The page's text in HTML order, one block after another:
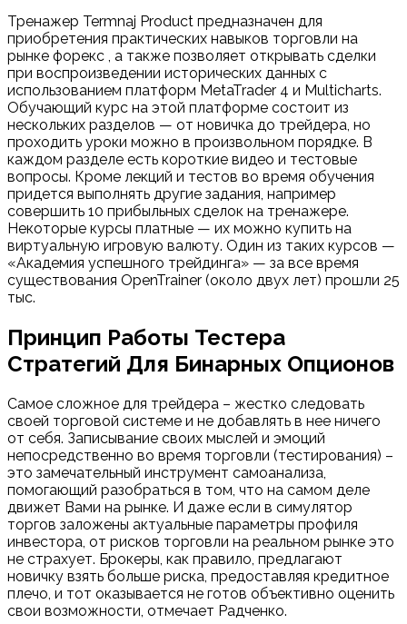
Тренажер Termnaj Product предназначен для
приобретения практических навыков торговли на
рынке форекс , а также позволяет открывать сделки
при воспроизведении исторических данных с
использованием платформ MetaTrader 4 и Multicharts.
Обучающий курс на этой платформе состоит из
нескольких разделов — от новичка до трейдера, но
проходить уроки можно в произвольном порядке. В
каждом разделе есть короткие видео и тестовые
вопросы. Кроме лекций и тестов во время обучения
придется выполнять другие задания, например
совершить 10 прибыльных сделок на тренажере.
Некоторые курсы платные — их можно купить на
виртуальную игровую валюту. Один из таких курсов —
«Академия успешного трейдинга» — за все время
существования OpenTrainer (около двух лет) прошли 25
тыс.
Принцип Работы Тестера
Стратегий Для Бинарных Опционов
Самое сложное для трейдера – жестко следовать
своей торговой системе и не добавлять в нее ничего
от себя. Записывание своих мыслей и эмоций
непосредственно во время торговли (тестирования) –
это замечательный инструмент самоанализа,
помогающий разобраться в том, что на самом деле
движет Вами на рынке. И даже если в симулятор
торгов заложены актуальные параметры профиля
инвестора, от рисков торговли на реальном рынке это
не страхует. Брокеры, как правило, предлагают
новичку взять больше риска, предоставляя кредитное
плечо, и тот оказывается не готов объективно оценить
свои возможности, отмечает Радченко.